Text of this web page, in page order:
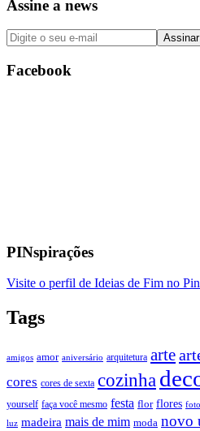
Assine a news
Facebook
PINspirações
Visite o perfil de Ideias de Fim no
Tags
amigos amor aniversário arquitetura arte
cores cores de sexta cozinha
yourself faça você mesmo festa flor flores foto
luz madeira mais de mim moda novo